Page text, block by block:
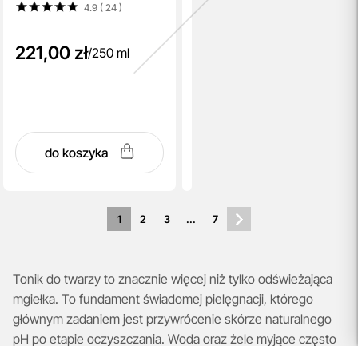
4.9 ( 24)
221,00 zł/250 ml
do koszyka
1 2 3 ... 7
Tonik do twarzy to znacznie więcej niż tylko odświeżająca
mgiełka. To fundament świadomej pielęgnacji, którego
głównym zadaniem jest przywrócenie skórze naturalnego
pH po etapie oczyszczania. Woda oraz żele myjące często